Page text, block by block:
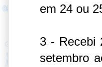
em 24 ou
3 - Recebi
setembro